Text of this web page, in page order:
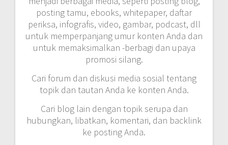
posting tamu, ebooks, whitepaper, daftar
periksa, infografis, video, gambar, podcast, dll
untuk memperpanjang umur konten Anda dan
untuk memaksimalkan -berbagi dan upaya
promosi silang.
Cari forum dan diskusi media sosial tentang
topik dan tautan Anda ke konten Anda.
Cari blog lain dengan topik serupa dan
hubungkan, libatkan, komentari, dan backlink
ke posting Anda.